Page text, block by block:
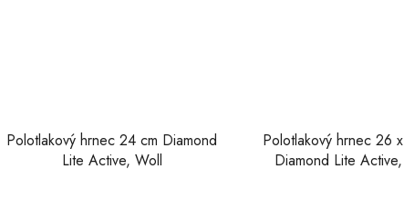
Polotlakový hrnec 24 cm Diamond
Lite Active, Woll
Polotlakový hrnec 26
Diamond Lite